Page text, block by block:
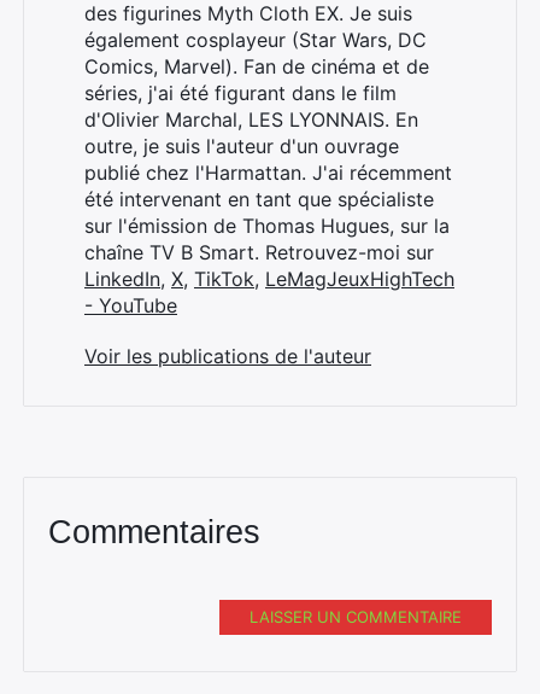
des figurines Myth Cloth EX. Je suis
également cosplayeur (Star Wars, DC
Comics, Marvel). Fan de cinéma et de
séries, j'ai été figurant dans le film
d'Olivier Marchal, LES LYONNAIS. En
outre, je suis l'auteur d'un ouvrage
publié chez l'Harmattan. J'ai récemment
été intervenant en tant que spécialiste
sur l'émission de Thomas Hugues, sur la
chaîne TV B Smart. Retrouvez-moi sur
LinkedIn, X, TikTok, LeMagJeuxHighTech
- YouTube
Voir les publications de l'auteur
Commentaires
LAISSER UN COMMENTAIRE